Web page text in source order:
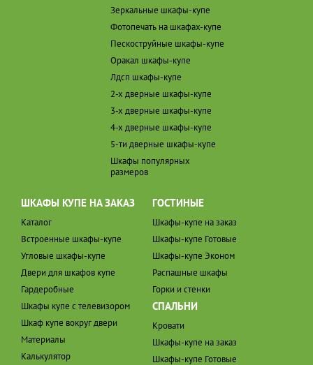
Зеркальные шкафы-купе
Фотопечать на шкафах-купе
Пескоструйные шкафы-купе
Оракал шкафы-купе
Лдсп шкафы-купе
2-х дверные шкафы-купе
3-х дверные шкафы-купе
4-х дверные шкафы-купе
5-ти дверные шкафы-купе
Шкафы популярных
размеров
ШКАФЫ КУПЕ НА ЗАКАЗ
Каталог
Встроенные шкафы-купе
Угловые шкафы-купе
Двери для шкафов купе
Гардеробные
Шкафы купе с телевизором
Шкаф купе вокруг двери
Материалы
Калькулятор
ГОСТИНЫЕ
Шкафы-купе на заказ
Шкафы-купе Готовые
Шкафы-купе Эконом
Распашные шкафы
Горки и стенки
СПАЛЬНИ
Кровати
Шкафы-купе на заказ
Шкафы-купе Готовые